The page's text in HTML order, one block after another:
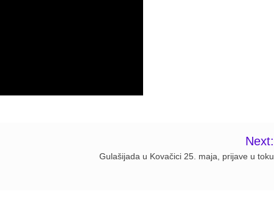
Next:
Gulašijada u Kovačici 25. maja, prijave u toku